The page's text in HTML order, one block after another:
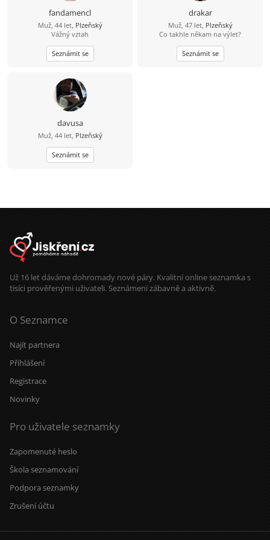
fandamencl
Muž, 44 let, Plzeňský
Vážný vztah
Seznámit se
drakar
Muž, 47 let, Plzeňský
Co takhle někam na výlet?
Seznámit se
davusa
Muž, 44 let, Plzeňský
Seznámit se
Už 16 let dáváme dohromady nové páry. Kvalitní online seznamka s
tisíci prověřenými uživateli. Seznámení zábavně a aktivně.
O Seznamce
Najít partnera
Přihlášení
Registrace
Novinky
Pro uživatele seznamky
Zapomenuté heslo
Škola seznamování
Podpora seznamky
Zrušení účtu